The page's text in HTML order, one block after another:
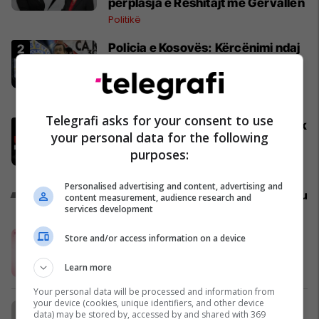
përplasja e Reshitajt me Gërvallën
Politikë
Policia e Kosovës: Kërcënimi ndaj
në Serbi
Siguri
Juventusi i vendos çmim qesharak
Edon Zhegrovës
Serie A
Promo Reklamo këtu
Rinesa Lashes dhe Ermira prekin
Të gjithë flasin për RETINOL-in… por
Telegrafi asks for your consent to use
your personal data for the following
purposes:
Personalised advertising and content, advertising and
content measurement, audience research and
services development
Store and/or access information on a device
Learn more
Your personal data will be processed and information from
your device (cookies, unique identifiers, and other device
data) may be stored by, accessed by and shared with 369